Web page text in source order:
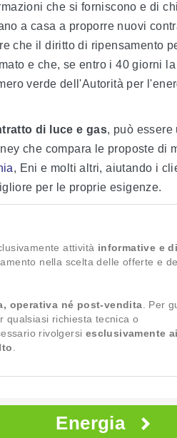
che si forniscono e di
a casa a proporre nuovi
che il diritto di ripensamento
e che, se entro i 40 giorni
verde dell'Autorità per
di luce e gas, può essere
che compara le proposte di
, Eni e molti altri, aiutando i
per le proprie esigenze.
attività informative e di
nella scelta delle offerte e
operativa né post-vendita . Per
qualsiasi richiesta tecnica o
rivolgersi esclusivamente ai
Energia